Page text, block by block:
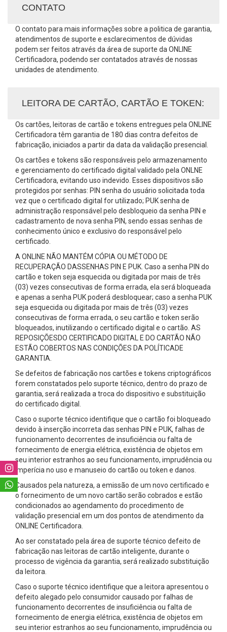
CONTATO
O contato para mais informações sobre a politica de garantia,
atendimentos de suporte e esclarecimentos de dúvidas
podem ser feitos através da área de suporte da ONLINE
Certificadora, podendo ser contatados através de nossas
unidades de atendimento.
LEITORA DE CARTÃO, CARTÃO E TOKEN:
Os cartões, leitoras de cartão e tokens entregues pela ONLINE
Certificadora têm garantia de 180 dias contra defeitos de
fabricação, iniciados a partir da data da validação presencial.
Os cartões e tokens são responsáveis pelo armazenamento
e gerenciamento do certificado digital validado pela ONLNE
Certificadora, evitando uso indevido. Esses dispositivos são
protegidos por senhas: PIN senha do usuário solicitada toda
vez que o certificado digital for utilizado; PUK senha de
administração responsável pelo desbloqueio da senha PIN e
cadastramento de nova senha PIN, sendo essas senhas de
conhecimento único e exclusivo do responsável pelo
certificado.
A ONLINE NÃO MANTÉM CÓPIA OU MÉTODO DE
RECUPERAÇÃO DASSENHAS PIN E PUK. Caso a senha PIN do
cartão e token seja esquecida ou digitada por mais de três
(03) vezes consecutivas de forma errada, ela será bloqueada
e apenas a senha PUK poderá desbloquear; caso a senha PUK
seja esquecida ou digitada por mais de três (03) vezes
consecutivas de forma errada, o seu cartão e token serão
bloqueados, inutilizando o certificado digital e o cartão. AS
REPOSIÇÕESDO CERTIFICADO DIGITAL E DO CARTÃO NÃO
ESTÃO COBERTOS NAS CONDIÇÕES DA POLÍTICADE
GARANTIA.
Se defeitos de fabricação nos cartões e tokens criptográficos
forem constatados pelo suporte técnico, dentro do prazo de
garantia, será realizada a troca do dispositivo e substituição
do certificado digital.
Caso o suporte técnico identifique que o cartão foi bloqueado
devido à inserção incorreta das senhas PIN e PUK, falhas de
funcionamento decorrentes de insuficiência ou falta de
fornecimento de energia elétrica, existência de objetos em
seu interior estranhos ao seu funcionamento, imprudência ou
imperícia no uso e manuseio do cartão ou token e danos.
Causados pela natureza, a emissão de um novo certificado e
o fornecimento de um novo cartão serão cobrados e estão
condicionados ao agendamento do procedimento de
validação presencial em um dos pontos de atendimento da
ONLINE Certificadora.
Ao ser constatado pela área de suporte técnico defeito de
fabricação nas leitoras de cartão inteligente, durante o
processo de vigência da garantia, será realizado substituição
da leitora.
Caso o suporte técnico identifique que a leitora apresentou o
defeito alegado pelo consumidor causado por falhas de
funcionamento decorrentes de insuficiência ou falta de
fornecimento de energia elétrica, existência de objetos em
seu interior estranhos ao seu funcionamento, imprudência ou